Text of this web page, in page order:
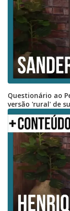
Questionário ao
versão 'rural' de